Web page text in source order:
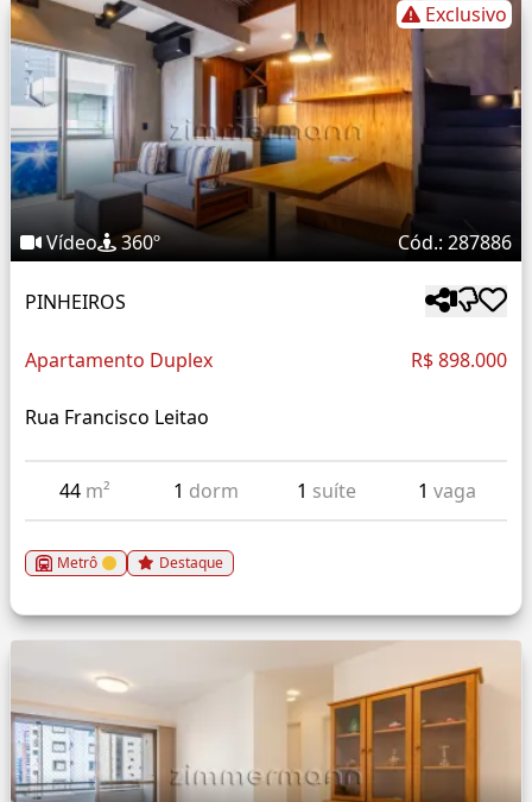
Exclusivo
Vídeo 360º Cód.: 287886
PINHEIROS
Apartamento Duplex R$ 898.000
Rua Francisco Leitao
44 m² 1 dorm 1 suíte 1 vaga
Metrô Destaque